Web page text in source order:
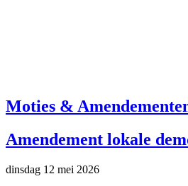
Moties &
Amendement lokale
dinsdag 12 mei 2026